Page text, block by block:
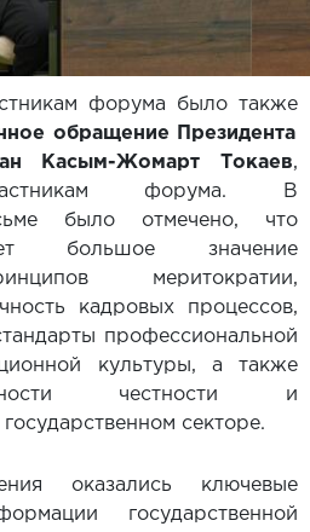
форума было также
обращение Президента
Касым-Жомарт Токаев,
форума. В
было отмечено, что
большое значение
меритократии,
кадровых процессов,
профессиональной
культуры, а также
честности и
секторе.
оказались ключевые
государственной